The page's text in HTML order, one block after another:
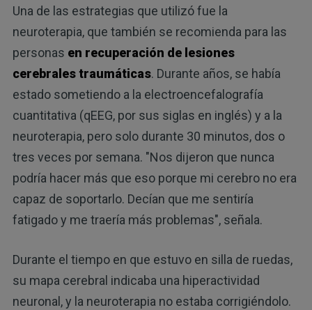
Una de las estrategias que utilizó fue la
neuroterapia, que también se recomienda para las
personas en recuperación de lesiones
cerebrales traumáticas. Durante años, se había
estado sometiendo a la electroencefalografía
cuantitativa (qEEG, por sus siglas en inglés) y a la
neuroterapia, pero solo durante 30 minutos, dos o
tres veces por semana. "Nos dijeron que nunca
podría hacer más que eso porque mi cerebro no era
capaz de soportarlo. Decían que me sentiría
fatigado y me traería más problemas", señala.
Durante el tiempo en que estuvo en silla de ruedas,
su mapa cerebral indicaba una hiperactividad
neuronal, y la neuroterapia no estaba corrigiéndolo.